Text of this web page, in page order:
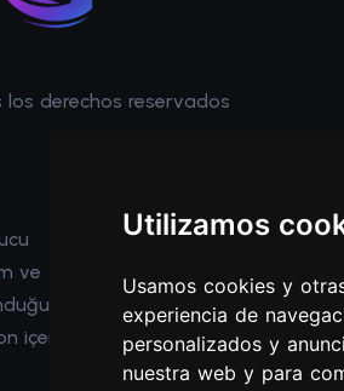
Utilizamos
Usamos cookies y
experiencia de
personalizados y
nuestra web y para
derechos reservados
ve
içeriyor.
Inicio
Productos
Soportes
Iniciar sesión